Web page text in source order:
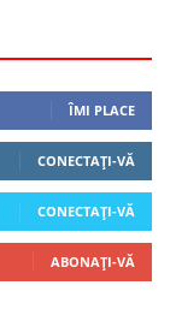
ÎMI PLACE
CONECTAȚI-VĂ
CONECTAȚI-VĂ
ABONAȚI-VĂ